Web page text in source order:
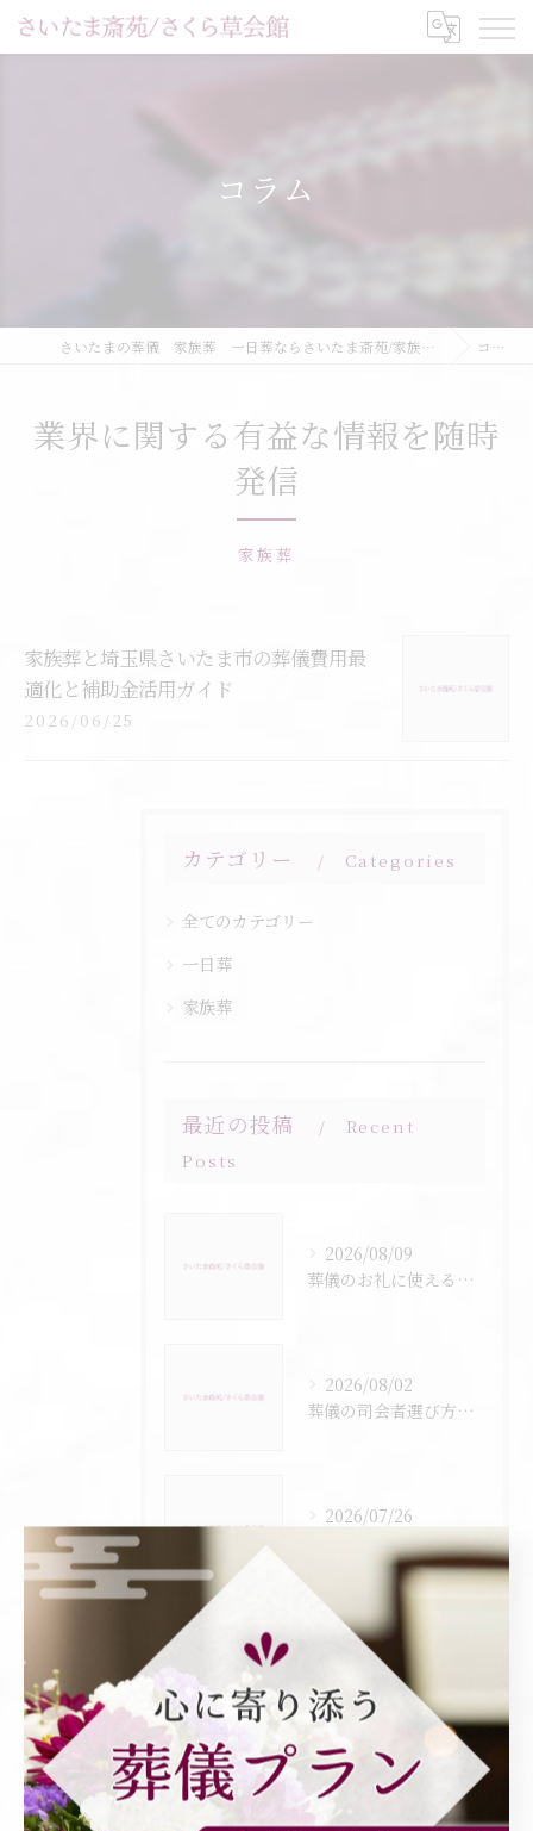
コラム
さいたまの葬儀 家族葬 一日葬ならさいたま斎苑/家族葬ホールさくら草会館 コラム
業界に関する有益な情報を随時
発信
家族葬
家族葬と埼玉県さいたま市の葬儀費用最
適化と補助金活用ガイド
2026/06/25
カテゴリー Categories
全てのカテゴリー
一日葬
家族葬
最近の投稿
Recent
Posts
2026/08/09
葬儀のお礼に使える文例とマナーを分かりやすく解説
2026/08/02
葬儀の司会者選び方と進行を安心して任せるための実践的チェックポイント
2026/07/26
葬儀と企業の設立歴で見る埼玉県さいたま市秩父郡皆野町の信頼できる選び方
タグ Tags
三回忌 お葬式 霊園 菩提寺
相場 ゼロ葬